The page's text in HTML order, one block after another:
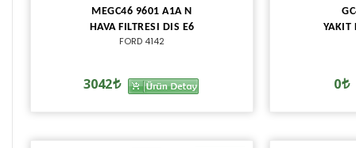
MEGC46 9601 A1A N
HAVA FILTRESI DIS E6
FORD 4142
3042
YAKIT
0